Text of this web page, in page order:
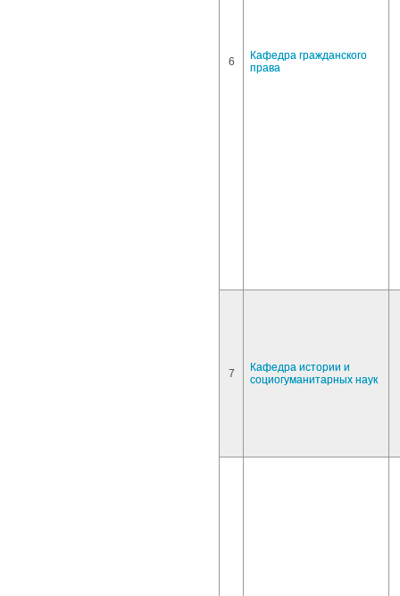
6
Кафедра гражданского
права
7
Кафедра истории и
социогуманитарных наук